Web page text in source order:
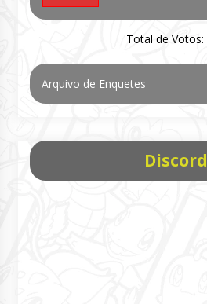
Total de Votos:
Arquivo de Enquetes
Discord